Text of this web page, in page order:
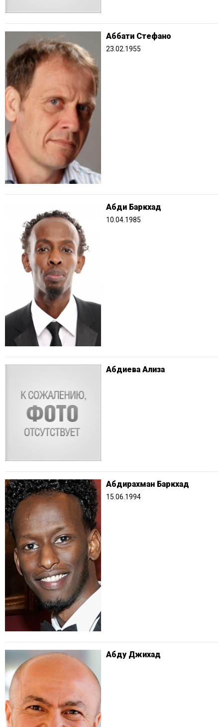
Аббати Стефано
23.02.1955
Абди Баркхад
10.04.1985
Абдиева Ализа
Абдирахман Баркхад
15.06.1994
Абду Джихад